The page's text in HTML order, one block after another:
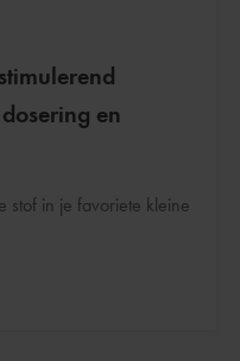
en
stof in je favoriete kleine